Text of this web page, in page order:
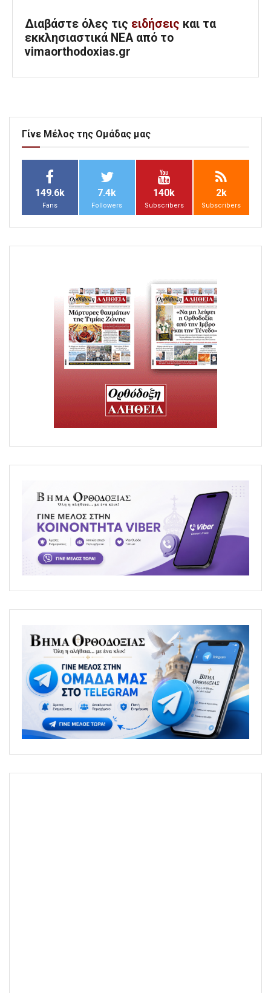
Διαβάστε όλες τις ειδήσεις και τα
εκκλησιαστικά ΝΕΑ από το
vimaorthodoxias.gr
Γίνε Μέλος της Ομάδας μας
149.6k
Fans
7.4k
Followers
140k
Subscribers
2k
Subscribers